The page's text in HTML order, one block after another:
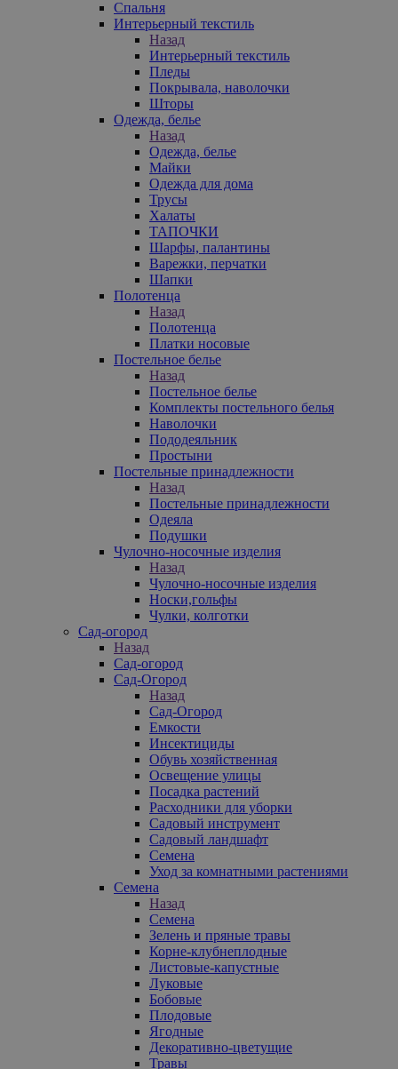
Спальня
Интерьерный текстиль
Назад
Интерьерный текстиль
Пледы
Покрывала, наволочки
Шторы
Одежда, белье
Назад
Одежда, белье
Майки
Одежда для дома
Трусы
Халаты
ТАПОЧКИ
Шарфы, палантины
Варежки, перчатки
Шапки
Полотенца
Назад
Полотенца
Платки носовые
Постельное белье
Назад
Постельное белье
Комплекты постельного белья
Наволочки
Пододеяльник
Простыни
Постельные принадлежности
Назад
Постельные принадлежности
Одеяла
Подушки
Чулочно-носочные изделия
Назад
Чулочно-носочные изделия
Носки,гольфы
Чулки, колготки
Сад-огород
Назад
Сад-огород
Сад-Огород
Назад
Сад-Огород
Емкости
Инсектициды
Обувь хозяйственная
Освещение улицы
Посадка растений
Расходники для уборки
Садовый инструмент
Садовый ландшафт
Семена
Уход за комнатными растениями
Семена
Назад
Семена
Зелень и пряные травы
Корне-клубнеплодные
Листовые-капустные
Луковые
Бобовые
Плодовые
Ягодные
Декоративно-цветущие
Травы